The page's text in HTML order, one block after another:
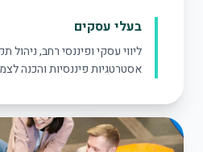
בעלי עסקים
ליווי עסקי ופיננסי רחב, ניהול
אסטרטגיות פיננסיות והכנה